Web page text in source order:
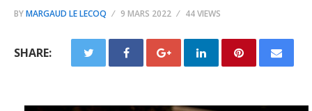
BYMARGAUD LE LECOQ 9 MARS 2022 44 VIEWS
SHARE: